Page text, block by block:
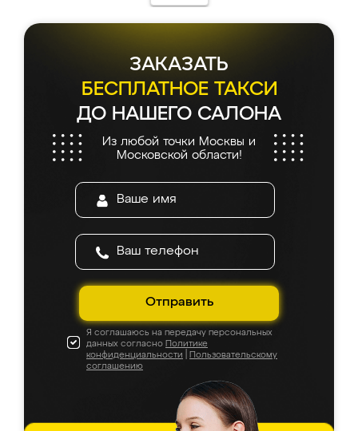
ЗАКАЗАТЬ
БЕСПЛАТНОЕ ТАКСИ
ДО НАШЕГО САЛОНА
Из любой точки Москвы и
Московской области!
Отправить
Я соглашаюсь на передачу персональных
данных согласно Политике
конфиденциальности
Пользовательскому
соглашению